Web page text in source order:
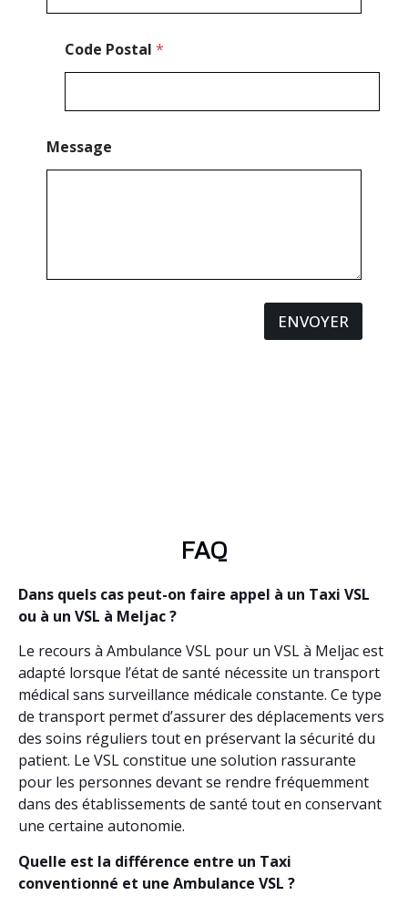
Code Postal *
Message
ENVOYER
FAQ
Dans quels cas peut-on faire appel à un Taxi VSL
ou à un VSL à Meljac ?
Le recours à Ambulance VSL pour un VSL à Meljac est
adapté lorsque l’état de santé nécessite un transport
médical sans surveillance médicale constante. Ce type
de transport permet d’assurer des déplacements vers
des soins réguliers tout en préservant la sécurité du
patient. Le VSL constitue une solution rassurante
pour les personnes devant se rendre fréquemment
dans des établissements de santé tout en conservant
une certaine autonomie.
Quelle est la différence entre un Taxi
conventionné et une Ambulance VSL ?